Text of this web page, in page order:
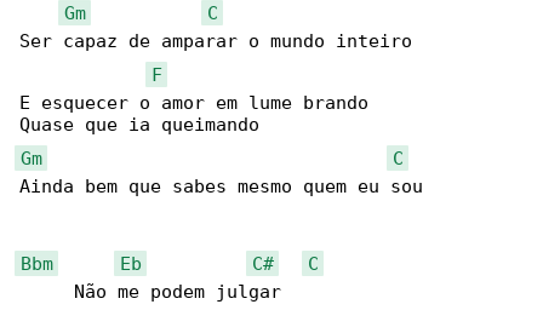
Gm
C
Ser capaz de amparar o mundo inteiro
F
E esquecer o amor em lume brando
Gm
C
Ainda bem que sabes mesmo quem eu sou
Bbm Eb C#
C
     Não me podem julgar